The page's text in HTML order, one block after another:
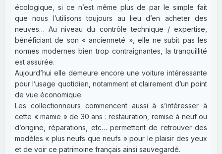
écologique, si ce n’est même plus de par le simple fait
que nous l’utilisons toujours au lieu d’en acheter des
neuves… Au niveau du contrôle technique / expertise,
bénéficiant de son « ancienneté », elle ne subit pas les
normes modernes bien trop contraignantes, la tranquillité
est assurée.
Aujourd’hui elle demeure encore une voiture intéressante
pour l’usage quotidien, notamment et clairement d’un point
de vue économique.
Les collectionneurs commencent aussi à s’intéresser à
cette « mamie » de 30 ans : restauration, remise à neuf ou
d’origine, réparations, etc… permettent de retrouver des
modèles « plus neufs que neufs » pour le plaisir des yeux
et de voir ce patrimoine français ainsi sauvegardé.